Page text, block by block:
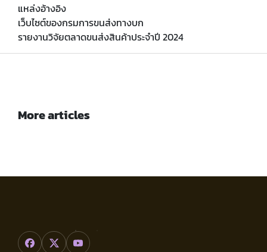
แหล่งอ้างอิง
เว็บไซต์ของกรมการขนส่งทางบก
รายงานวิจัยตลาดขนส่งสินค้าประจำปี 2024
More articles